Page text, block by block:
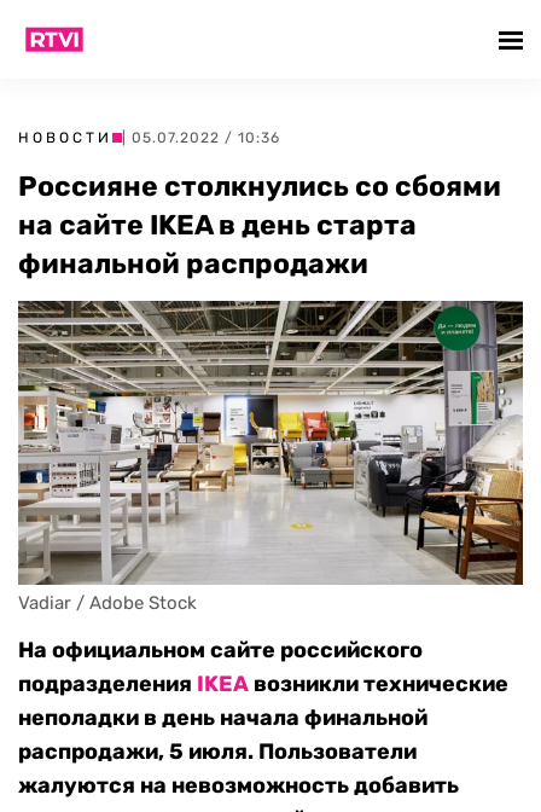
НОВОСТИ | 05.07.2022 / 10:36
Россияне столкнулись со сбоями
на сайте IKEA в день старта
финальной распродажи
Vadiar / Adobe Stock
На официальном сайте российского
подразделения IKEA возникли технические
неполадки в день начала финальной
распродажи, 5 июля. Пользователи
жалуются на невозможность добавить